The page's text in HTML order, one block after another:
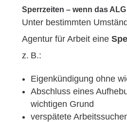
Sperrzeiten – wenn das
Unter bestimmten
Agentur für Arbeit eine
z. B.:
Eigenkündigung ohne
Abschluss eines
wichtigen Grund
verspätete